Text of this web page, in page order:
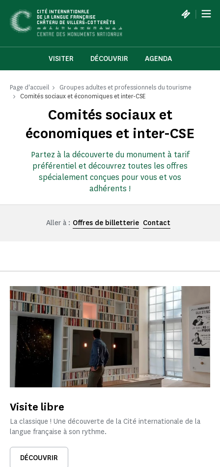
CITÉ INTERNATIONALE
DE LA LANGUE FRANÇAISE
CHÂTEAU DE VILLERS-COTTERÊTS
|
VISITER DÉCOUVRIR AGENDA
Page d'accueil
Groupes adultes et professionnels du tourisme
Comités sociaux et économiques et inter-CSE
Comités sociaux et
économiques et inter-CSE
Partez à la découverte du monument à tarif
préférentiel et découvrez toutes les offres
spécialement conçues pour vous et vos
adhérents !
Aller à : Offres de billetterie Contact
Visite libre
La classique ! Une découverte de la Cité internationale de la
langue française à son rythme.
DÉCOUVRIR